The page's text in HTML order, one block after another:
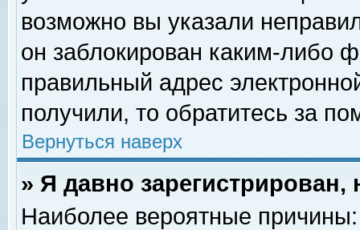
возможно вы указали
он заблокирован каким-либо
правильный адрес
получили, то обратитесь за
Вернуться наверх
» Я давно
Наиболее вероятные